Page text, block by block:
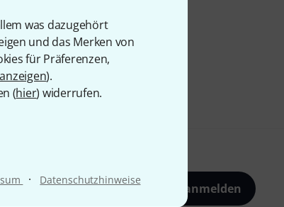
was dazugehört
und das Merken von
für Präferenzen,
).
(hier) widerrufen.
· Datenschutzhinweise
Jetzt anmelden